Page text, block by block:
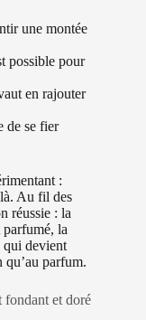
une montée
possible pour
en rajouter
de se fier
:
Au fil des
réussie : la
parfumé, la
qui devient
parfum.
fondant et doré